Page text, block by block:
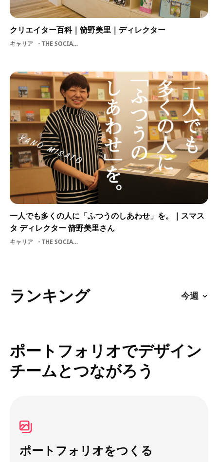
クリエイター百科｜箭野美里｜ディレクター
キャリア THE SOCIAL DESIGN COMPANY スマスタNPOソーシャルデザイン社会問題
一人でも多くの人に「ふつうのしあわせ」を。｜スマス
タ ディレクター 箭野美里さん
キャリア THE SOCIAL DESIGN COMPANY スマスタNPOソーシャルデザイン社会問題
ランキング
ポートフォリオでデザイン
チームとつながろう
ポートフォリオをつくる